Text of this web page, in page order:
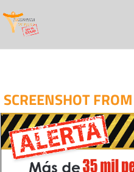
SCREENSHOT